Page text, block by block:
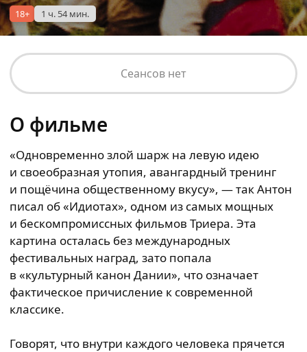
18+ 1 ч. 54 мин.
Сеансов нет
О фильме
«Одновременно злой шарж на левую идею
и своеобразная утопия, авангардный тренинг
и пощёчина общественному вкусу», — так Антон
писал об «Идиотах», одном из самых мощных
и бескомпромиссных фильмов Триера. Эта
картина осталась без международных
фестивальных наград, зато попала
в «культурный канон Дании», что означает
фактическое причисление к современной
классике.
Говорят, что внутри каждого человека прячется